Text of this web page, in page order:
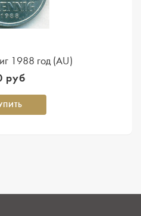
1988 год (AU)
руб